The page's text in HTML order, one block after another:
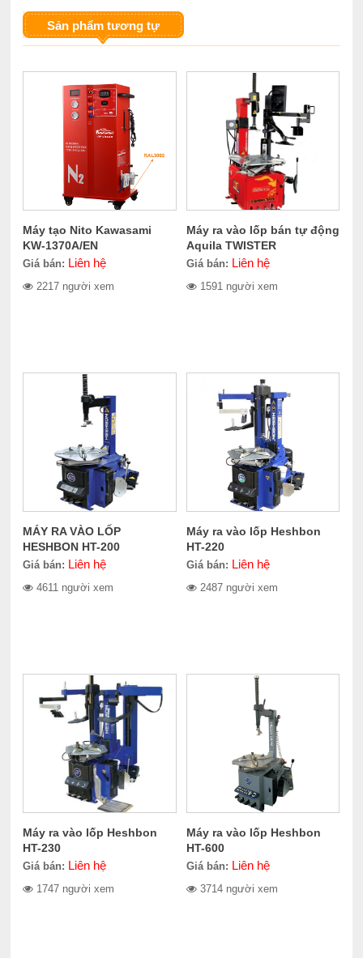
Sản phẩm tương tự
Máy tạo Nito Kawasami
KW-1370A/EN
Giá bán: Liên hệ
2217 người xem
Máy ra vào lốp bán tự động
Aquila TWISTER
Giá bán: Liên hệ
1591 người xem
MÁY RA VÀO LỐP
HESHBON HT-200
Giá bán: Liên hệ
4611 người xem
Máy ra vào lốp Heshbon
HT-220
Giá bán: Liên hệ
2487 người xem
Máy ra vào lốp Heshbon
HT-230
Giá bán: Liên hệ
1747 người xem
Máy ra vào lốp Heshbon
HT-600
Giá bán: Liên hệ
3714 người xem